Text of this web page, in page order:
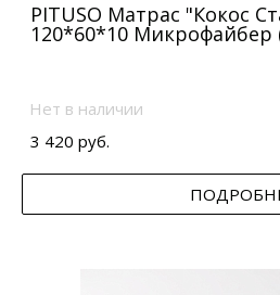
PITUSO Матрас "Кокос
120*60*10
Нет в наличии
3 420 руб.